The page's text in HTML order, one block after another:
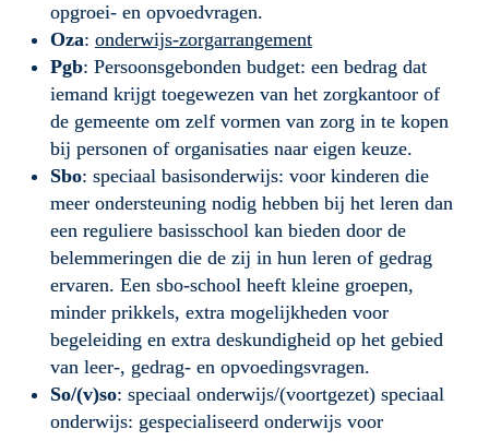
opgroei- en opvoedvragen.
Oza: onderwijs-zorgarrangement
Pgb: Persoonsgebonden budget: een bedrag dat
iemand krijgt toegewezen van het zorgkantoor of
de gemeente om zelf vormen van zorg in te kopen
bij personen of organisaties naar eigen keuze.
Sbo: speciaal basisonderwijs: voor kinderen die
meer ondersteuning nodig hebben bij het leren dan
een reguliere basisschool kan bieden door de
belemmeringen die de zij in hun leren of gedrag
ervaren. Een sbo-school heeft kleine groepen,
minder prikkels, extra mogelijkheden voor
begeleiding en extra deskundigheid op het gebied
van leer-, gedrag- en opvoedingsvragen.
So/(v)so: speciaal onderwijs/(voortgezet) speciaal
onderwijs: gespecialiseerd onderwijs voor